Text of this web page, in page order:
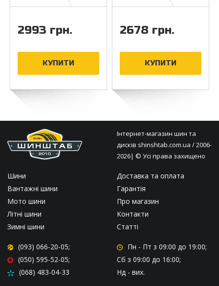
2993 грн. 2678 грн.
Шини
Вантажні шини
Мото шини
Літні шини
Зимні шини
Доставка та оплата
Гарантія
Про магазин
Контакти
Статті
(093) 066-20-05;
(050) 595-52-05;
(068) 483-04-33
Пн - Пт з 09:00 до 19:00;
Сб з 09:00 до 16:00;
Нд - вих.
Інтернет-магазин шин та
дисків shinshtab.com.ua / 2006-
2026| © Усі права захищено